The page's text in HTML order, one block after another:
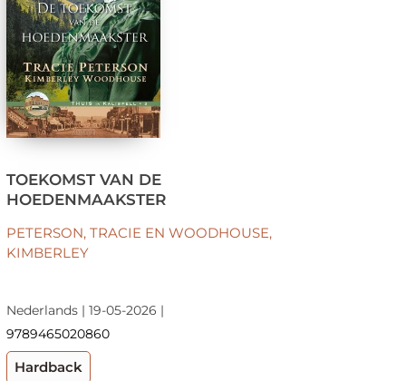
TOEKOMST VAN DE
HOEDENMAAKSTER
PETERSON, TRACIE EN WOODHOUSE,
KIMBERLEY
Nederlands | 19-05-2026 |
9789465020860
Hardback